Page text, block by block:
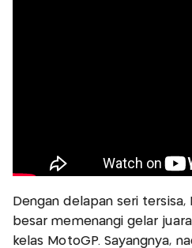
Dengan delapan seri
besar memenangi gelar
kelas MotoGP. Sayangnya,